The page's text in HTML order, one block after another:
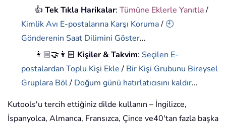
👍Tek Tıkla Harikalar:Tümüne Eklerle Yanıtla/
Kimlik Avı E-postalarına Karşı Koruma/ 🕘
Gönderenin Saat Dilimini Göster...
👩🏼‍🤝‍👩🏻 Kişiler & Takvim: Seçilen E-
postalardan Toplu Kişi Ekle/ Bir Kişi Grubunu Bireysel
Gruplara Böl/ Doğum günü hatırlatıcısını kaldır...
Kutools'u tercih ettiğiniz dilde kullanın – İngilizce,
İspanyolca, Almanca, Fransızca, Çince ve40'tan fazla başka